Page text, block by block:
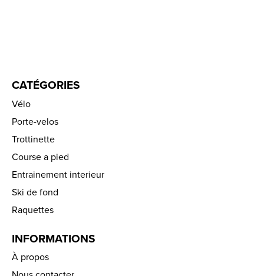
CATÉGORIES
Vélo
Porte-velos
Trottinette
Course a pied
Entrainement interieur
Ski de fond
Raquettes
INFORMATIONS
À propos